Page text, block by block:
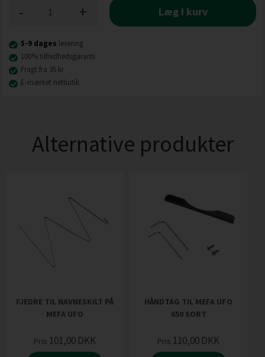
+
- Læg i kurv
5-9 dages levering
100% tilfredhedsgaranti
Fragt fra 35 kr
E-mærket netbutik
Alternative produkter
FJEDRE TIL NAVNESKILT PÅ
MEFA UFO
Pris 101,00 DKK
HÅNDTAG TIL MEFA UFO
650 SORT
Pris 110,00 DKK